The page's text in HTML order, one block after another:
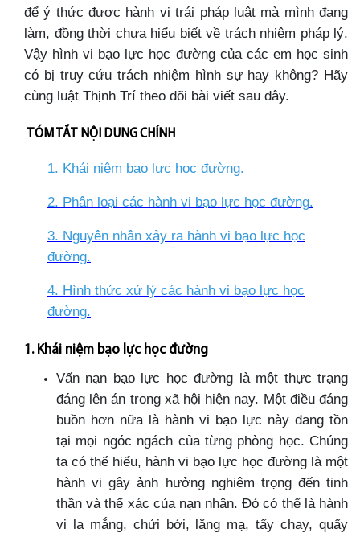
để ý thức được hành vi trái pháp luật mà mình đang
làm, đồng thời chưa hiểu biết về trách nhiệm pháp lý.
Vậy hình vi bạo lực học đường của các em học sinh
có bị truy cứu trách nhiệm hình sự hay không? Hãy
cùng luật Thịnh Trí theo dõi bài viết sau đây.
TÓM TẮT NỘI DUNG CHÍNH
1. Khái niệm bạo lực học đường.
2. Phân loại các hành vi bạo lực học đường.
3. Nguyên nhân xảy ra hành vi bạo lực học
đường.
4. Hình thức xử lý các hành vi bạo lực học
đường.
1. Khái niệm bạo lực học đường
Vấn nạn bạo lực học đường là một thực trạng
đáng lên án trong xã hội hiện nay. Một điều đáng
buồn hơn nữa là hành vi bạo lực này đang tồn
tại mọi ngóc ngách của từng phòng học. Chúng
ta có thể hiểu, hành vi bạo lực học đường là một
hành vi gây ảnh hưởng nghiêm trọng đến tinh
thần và thể xác của nạn nhân. Đó có thể là hành
vi la mắng, chửi bới, lăng mạ, tẩy chay, quấy